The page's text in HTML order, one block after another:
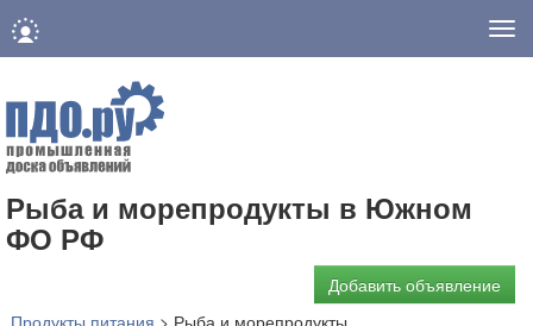
Рыба и морепродукты в Южном
ФО РФ
Добавить объявление
Продукты питания > Рыба и морепродукты